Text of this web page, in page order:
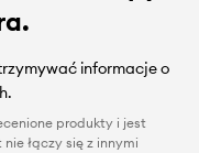
informacje o
produkty i jest
łączy się z innymi